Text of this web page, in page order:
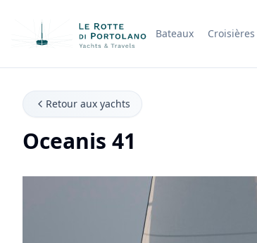
Nom de l'entreprise Bateaux Croisières
Retour aux yachts
Oceanis 41